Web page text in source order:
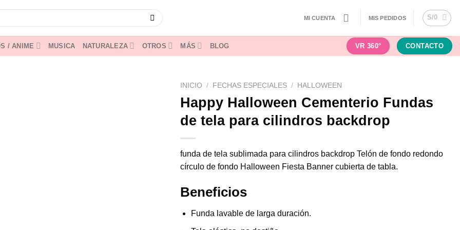
MI CUENTA MIS PEDIDOS S/0
/ ANIME MUSICA NATURALEZA OTROS MÁS BLOG VR 360° CONTACTO
INICIO / FECHAS ESPECIALES / HALLOWEEN
Happy Halloween Cementerio Fundas
de tela para cilindros backdrop
funda de tela sublimada para cilindros backdrop Telón de fondo redondo
círculo de fondo Halloween Fiesta Banner cubierta de tabla.
Beneficios
Funda lavable de larga duración.